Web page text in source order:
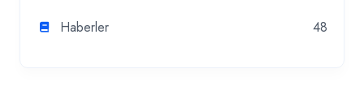
Haberler 48